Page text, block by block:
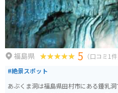
福島県 5 （口コミ1件
#絶景スポット
あぶくま洞は福島県田村市にある鍾乳